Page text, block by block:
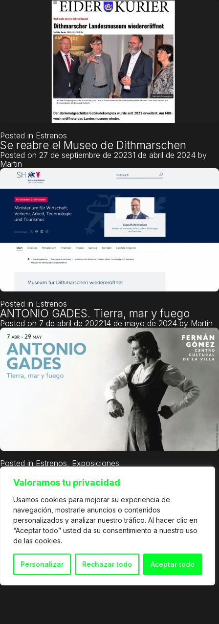
Valoramos tu privacidad
Usamos cookies para mejorar su experiencia de
navegación, mostrarle anuncios o contenidos
personalizados y analizar nuestro tráfico. Al hacer clic en
“Aceptar todo” usted da su consentimiento a nuestro uso
de las cookies.
Personalizar Rechazar todo Aceptar todo
Posted in Estrenos
Se reabre el Museo de Dithmarschen
Posted on 27 de septiembre de 20231 de abril de 2024 by
Martin
Posted in Estrenos
ANTONIO GADES. Tierra, mar y fuego
Posted on 7 de abril de 202214 de mayo de 2024by Martin
Posted in Estrenos Exposiciones